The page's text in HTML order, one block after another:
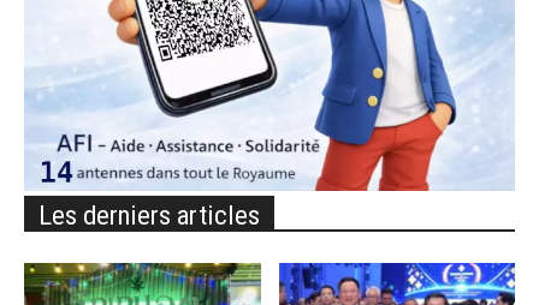
Les derniers articles